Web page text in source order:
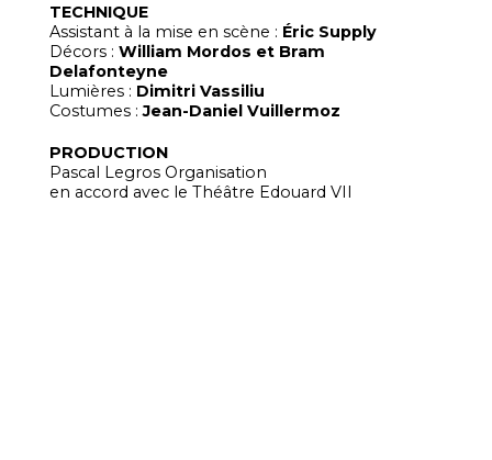
TECHNIQUE
Assistant à la mise en scène : Éric Supply
Décors : William Mordos et Bram
Delafonteyne
Lumières : Dimitri Vassiliu
Costumes :Jean-Daniel Vuillermoz
PRODUCTION
Pascal Legros Organisation
en accord avec le Théâtre Edouard VII